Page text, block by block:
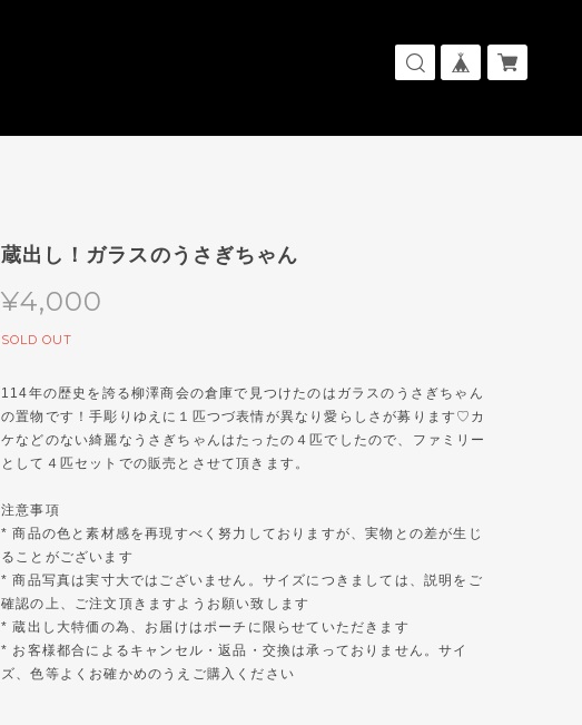
蔵出し！ガラスのうさぎちゃん
¥4,000
SOLD OUT
114年の歴史を誇る柳澤商会の倉庫で見つけたのはガラスのうさぎちゃん
の置物です！手彫りゆえに１匹つづ表情が異なり愛らしさが募ります♡カ
ケなどのない綺麗なうさぎちゃんはたったの４匹でしたので、ファミリー
として４匹セットでの販売とさせて頂きます。
注意事項
* 商品の色と素材感を再現すべく努力しておりますが、実物との差が生じ
ることがございます
* 商品写真は実寸大ではございません。サイズにつきましては、説明をご
確認の上、ご注文頂きますようお願い致します
* 蔵出し大特価の為、お届けはポーチに限らせていただきます
* お客様都合によるキャンセル・返品・交換は承っておりません。サイ
ズ、色等よくお確かめのうえご購入ください